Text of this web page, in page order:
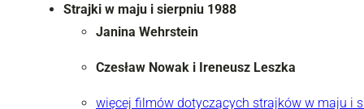
Strajki w maju i sierpniu 1988
Janina Wehrstein
Czesław Nowak i Ireneusz Leszka
więcej filmów dotyczących strajków w maju i